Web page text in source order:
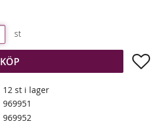
st
KÖP
12 st i lager
969951
969952